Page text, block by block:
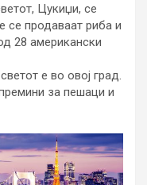
Цукиџи, се
се продаваат риба и
28 американски
е во овој град.
за пешаци и